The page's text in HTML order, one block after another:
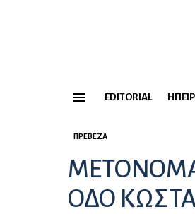
EDITORIAL
ΠΡΈΒΕΖΑ
ΟΔΟ